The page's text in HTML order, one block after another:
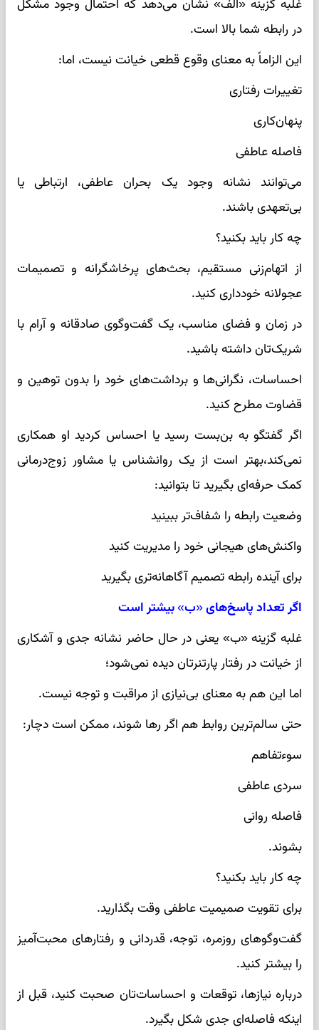
غلبه گزینه «الف» نشان می‌دهد که احتمال وجود مشکل
در رابطه شما بالا است.
این الزاماً به معنای وقوع قطعی خیانت نیست، اما:
تغییرات رفتاری
پنهان‌کاری
فاصله عاطفی
می‌توانند نشانه وجود یک بحران عاطفی، ارتباطی یا
بی‌تعهدی باشند.
چه کار باید بکنید؟
از اتهام‌زنی مستقیم، بحث‌های پرخاشگرانه و تصمیمات
عجولانه خودداری کنید.
در زمان و فضای مناسب، یک گفت‌وگوی صادقانه و آرام با
شریک‌تان داشته باشید.
احساسات، نگرانی‌ها و برداشت‌های خود را بدون توهین و
قضاوت مطرح کنید.
اگر گفتگو به بن‌بست رسید یا احساس کردید او همکاری
نمی‌کند،بهتر است از یک روانشناس یا مشاور زوج‌درمانی
کمک حرفه‌ای بگیرید تا بتوانید:
وضعیت رابطه را شفاف‌تر ببینید
واکنش‌های هیجانی خود را مدیریت کنید
برای آینده رابطه تصمیم آگاهانه‌تری بگیرید
اگر تعداد پاسخ‌های «ب» بیشتر است
غلبه گزینه «ب» یعنی در حال حاضر نشانه جدی و آشکاری
از خیانت در رفتار پارتنرتان دیده نمی‌شود؛
اما این هم به معنای بی‌نیازی از مراقبت و توجه نیست.
حتی سالم‌ترین روابط هم اگر رها شوند، ممکن است دچار:
سوءتفاهم
سردی عاطفی
فاصله روانی
بشوند.
چه کار باید بکنید؟
برای تقویت صمیمیت عاطفی وقت بگذارید.
گفت‌وگوهای روزمره، توجه، قدردانی و رفتارهای محبت‌آمیز
را بیشتر کنید.
درباره نیازها، توقعات و احساسات‌تان صحبت کنید، قبل از
اینکه فاصله‌ای جدی شکل بگیرد.